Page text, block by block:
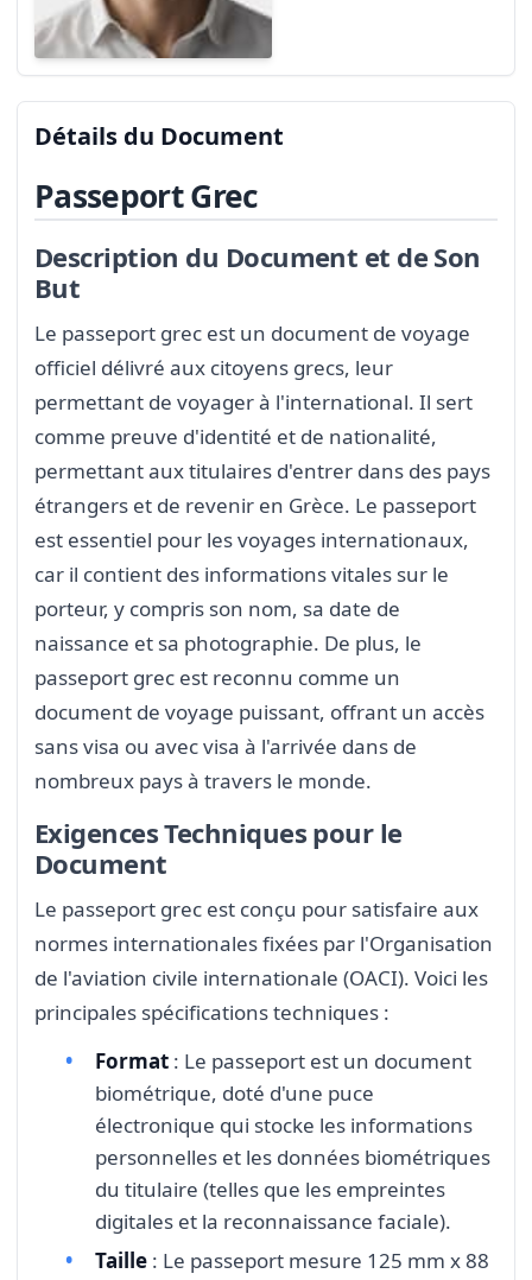
Détails du Document
Passeport Grec
Description du Document et de Son
But
Le passeport grec est un document de voyage
officiel délivré aux citoyens grecs, leur
permettant de voyager à l'international. Il sert
comme preuve d'identité et de nationalité,
permettant aux titulaires d'entrer dans des pays
étrangers et de revenir en Grèce. Le passeport
est essentiel pour les voyages internationaux,
car il contient des informations vitales sur le
porteur, y compris son nom, sa date de
naissance et sa photographie. De plus, le
passeport grec est reconnu comme un
document de voyage puissant, offrant un accès
sans visa ou avec visa à l'arrivée dans de
nombreux pays à travers le monde.
Exigences Techniques pour le
Document
Le passeport grec est conçu pour satisfaire aux
normes internationales fixées par l'Organisation
de l'aviation civile internationale (OACI). Voici les
principales spécifications techniques :
Format : Le passeport est un document
biométrique, doté d'une puce
électronique qui stocke les informations
personnelles et les données biométriques
du titulaire (telles que les empreintes
digitales et la reconnaissance faciale).
Taille : Le passeport mesure 125 mm x 88